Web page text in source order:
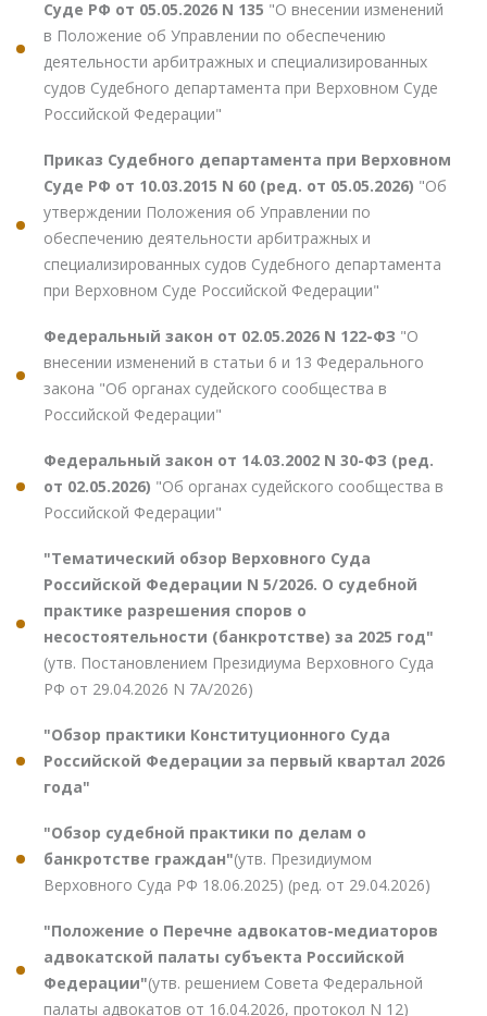
Суде РФ от 05.05.2026 N 135 "О внесении изменений
в Положение об Управлении по обеспечению
деятельности арбитражных и специализированных
судов Судебного департамента при Верховном Суде
Российской Федерации"
Приказ Судебного департамента при Верховном
Суде РФ от 10.03.2015 N 60 (ред. от 05.05.2026) "Об
утверждении Положения об Управлении по
обеспечению деятельности арбитражных и
специализированных судов Судебного департамента
при Верховном Суде Российской Федерации"
Федеральный закон от 02.05.2026 N 122-ФЗ "О
внесении изменений в статьи 6 и 13 Федерального
закона "Об органах судейского сообщества в
Российской Федерации"
Федеральный закон от 14.03.2002 N 30-ФЗ (ред.
от 02.05.2026) "Об органах судейского сообщества в
Российской Федерации"
"Тематический обзор Верховного Суда
Российской Федерации N 5/2026. О судебной
практике разрешения споров о
несостоятельности (банкротстве) за 2025 год"
(утв. Постановлением Президиума Верховного Суда
РФ от 29.04.2026 N 7А/2026)
"Обзор практики Конституционного Суда
Российской Федерации за первый квартал 2026
года"
"Обзор судебной практики по делам о
банкротстве граждан"(утв. Президиумом
Верховного Суда РФ 18.06.2025) (ред. от 29.04.2026)
"Положение о Перечне адвокатов-медиаторов
адвокатской палаты субъекта Российской
Федерации"(утв. решением Совета Федеральной
палаты адвокатов от 16.04.2026, протокол N 12)